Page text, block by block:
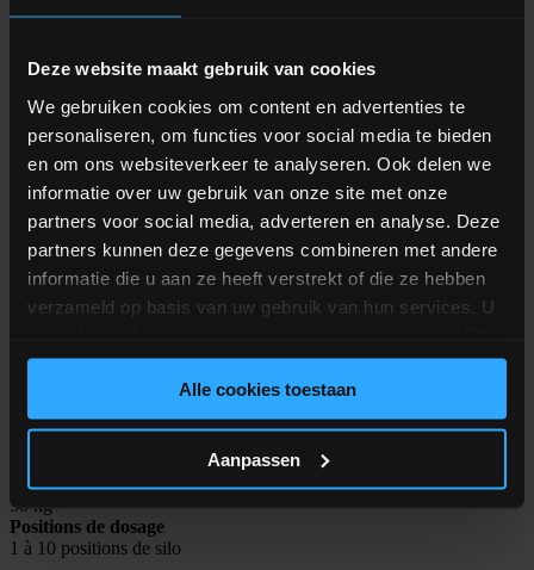
Deze website maakt gebruik van cookies
We gebruiken cookies om content en advertenties te
personaliseren, om functies voor social media te bieden
en om ons websiteverkeer te analyseren. Ook delen we
informatie over uw gebruik van onze site met onze
partners voor social media, adverteren en analyse. Deze
partners kunnen deze gegevens combineren met andere
informatie die u aan ze heeft verstrekt of die ze hebben
verzameld op basis van uw gebruik van hun services. U
gebruiken.
Alle cookies toestaan
Aanpassen
Spécifications techniques
MBDx
Gamme de dosage
50 g à 50 kg
Précision de pesage
1 g
Capacité de dosage
50 kg
Positions de dosage
6 à 40 positions de silo
MBDp
50 g à 50 kg
Capacité de dosage
50 kg
Positions de dosage
1 à 10 positions de silo